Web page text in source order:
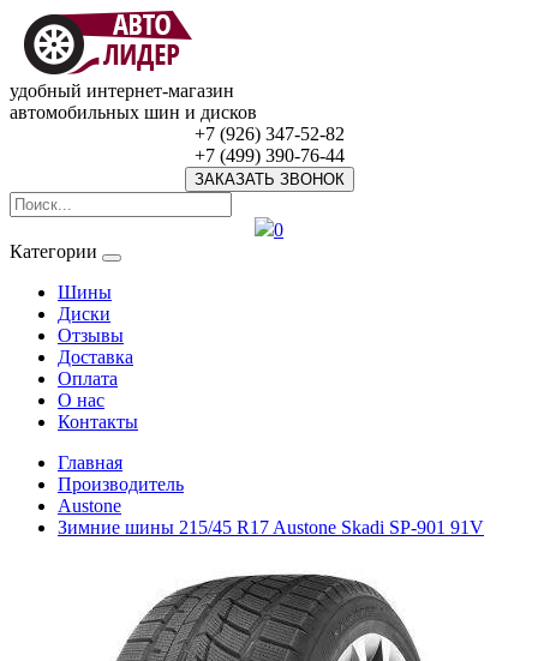
удобный интернет-магазин
автомобильных шин и дисков
+7 (926) 347-52-82
+7 (499) 390-76-44
ЗАКАЗАТЬ ЗВОНОК
0
Категории
Шины
Диски
Отзывы
Доставка
Оплата
О нас
Контакты
Главная
Производитель
Austone
Зимние шины 215/45 R17 Austone Skadi SP-901 91V